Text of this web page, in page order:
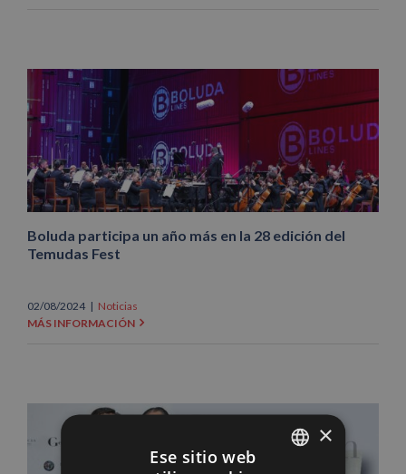
Boluda participa un año más en la 28 edición del
Temudas Fest
02/08/2024 | Noticias
MÁS INFORMACIÓN
×
Ese sitio web